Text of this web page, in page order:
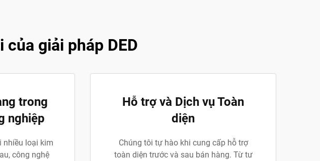
giải pháp DED
trong
nghiệp
nhiều loại kim
công nghệ
Hỗ trợ và Dịch vụ Toàn
diện
Chúng tôi tự hào khi cung cấp hỗ trợ
toàn diện trước và sau bán hàng. Từ tư